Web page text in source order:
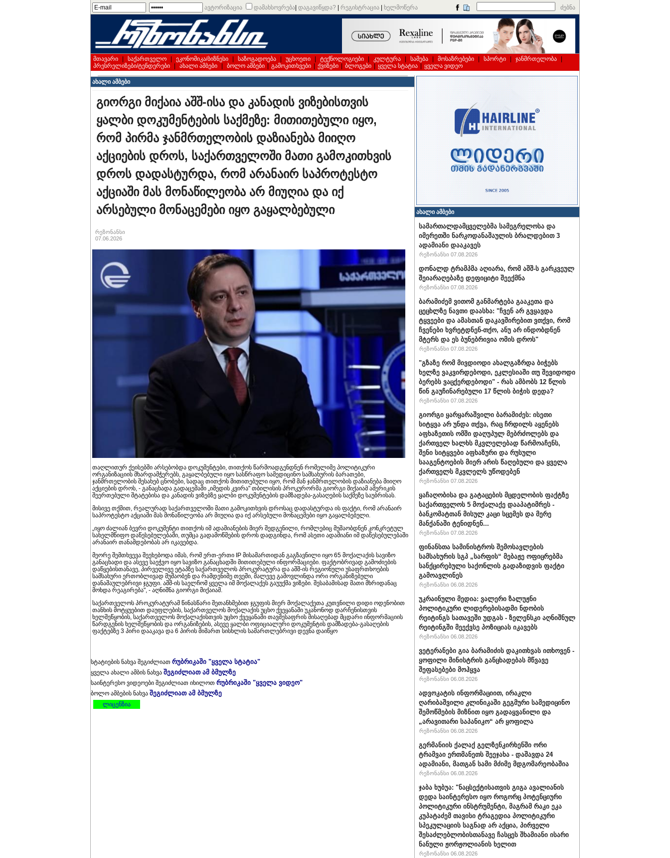
ავტორიზაცია დამახსოვრება დაგავიწყდა? რეგისტრაცია ხელმოწერა ძებნა
მთავარი საქართველო ეკონომიკა/ბიზნესი საზოგადოება უცხოეთი ტექნოლოგიები კულტურა სამება მოსაზრებები სპორტი ჯანმრთელობა
პრესრელიზები/ტენდერები
ახალი ამბები ბოლო ამბები გამოკითხვები ქვიზები ბლოგები ყველა სტატია ყველა ვიდეო
ახალი ამბები
გიორგი მიქაია აშშ-ისა და კანადის ვიზებისთვის
ყალბი დოკუმენტების საქმეზე: მითითებული იყო,
რომ პირმა ჯანმრთელობის დაზიანება მიიღო
აქციების დროს, საქართველოში მათი გამოკითხვის
დროს დადასტურდა, რომ არანაირ საპროტესტო
აქციაში მას მონაწილეობა არ მიუღია და იქ
არსებული მონაცემები იყო გაყალბებული
რეზონანსი
07.06.2026
თაღლითურ ქეისებში არსებობდა დოკუმენტები, თითქოს წარმოადგენდნენ რომელიმე პოლიტიკური
ორგანიზაციის მხარდამჭერებს, გაყალბებული იყო სასწრაფო სამედიცინო სამსახურის ბარათები,
ჯანმრთელობის შესახებ ცნობები, სადაც თითქოს მითითებული იყო, რომ მან ჯანმრთელობის დაზიანება მიიღო
აქციების დროს, - განაცხადა გადაცემაში „იმედის კვირა" თბილისის პროკურორმა გიორგი მიქაიამ ამერიკის
შეერთებული შტატებისა და კანადის ვიზებზე ყალბი დოკუმენტების დამზადება-გასაღების საქმეზე საუბრისას.
მისივე თქმით, რეალურად საქართველოში მათი გამოკითხვის დროსაც დადასტურდა ის ფაქტი, რომ არანაირ
საპროტესტო აქციაში მას მონაწილეობა არ მიუღია და იქ არსებული მონაცემები იყო გაყალბებული.
„იყო ძალიან ბევრი დოკუმენტი თითქოს იმ ადამიანების მიერ შედგენილი, რომლებიც მუშაობდნენ კონკრეტულ
სახელმწიფო დაწესებულებაში, თუმცა გადამოწმების დროს დადგინდა, რომ ასეთი ადამიანი იმ დაწესებულებაში
არანაირ თანამდებობას არ იკავებდა.
მეორე შემთხვევა შეეხებოდა იმას, რომ ერთ-ერთი IP მისამართიდან გაგზავნილი იყო 65 მოქალაქის სავიზო
განაცხადი და ასევე საეჭვო იყო სავიზო განაცხადში მითითებული ინფორმაციები. ფაქტობრივად გამოძიების
დაწყებისთანავე, პირველივე ეტაპზე საქართველოს პროკურატურა და აშშ-ის რეგიონული უსაფრთხოების
სამსახური ერთობლივად მუშაობენ და რამდენიმე თვეში, მალევე გამოვლინდა ორი ორგანიზებული
დანაშაულებრივი ჯგუფი. აშშ-ის საელჩომ ყველა იმ მოქალაქეს გაუუქმა ვიზები. შესაბამისად მათი მხრიდანაც
მოხდა რეაგირება", - აღნიშნა გიორგი მიქაიამ.
საქართველოს პროკურატურამ წინასწარი შეთანხმებით ჯგუფის მიერ მოქალაქეთა კუთვნილი დიდი ოდენობით
თანხის მოტყუებით დაუფლების, საქართველოს მოქალაქის უცხო ქვეყანაში უკანონოდ დარჩენისთვის
ხელშეწყობის, საქართველოს მოქალაქისთვის უცხო ქვეყანაში თავშესაფრის მისაღებად მცდარი ინფორმაციის
წარდგენის ხელშეწყობის და ორგანიზების, ასევე ყალბი ოფიციალური დოკუმენტის დამზადება-გასაღების
ფაქტებზე 3 პირი დააკავა და 6 პირის მიმართ სისხლის სამართლებრივი დევნა დაიწყო
სტატიების ნახვა შეგიძლიათ რუბრიკაში "ყველა სტატია"
ყველა ახალი ამბის ნახვა შეგიძლიათ ამ ბმულზე
საინტერესო ვიდეოები შეგიძლიათ იხილოთ რუბრიკაში "ყველა ვიდეო"
ბოლო ამბების ნახვა შეგიძლიათ ამ ბმულზე
ლიცენზია
ახალი ამბები
სამართალდამცველებმა სამეგრელოსა და
იმერეთში ნარკოდანაშაულის ბრალდებით 3
ადამიანი დააკავეს
რეზონანსი 07.08.2026
დონალდ ტრამპმა აღიარა, რომ აშშ-ს გარკვეულ
შეიარაღებაზე დეფიციტი შეექმნა
რეზონანსი 07.08.2026
ბარამიძემ ვითომ განმარტება გააკეთა და
ცეცხლზე ნავთი დაასხა: "ჩვენ არ გვყავდა
ტყვეები და ამასთან დაკავშირებით ვთქვი, რომ
ჩვენები ხვრეტდნენ-თქო, ანუ არ ინდობდნენ
მტერს და ეს ბუნებრივია ომის დროს"
რეზონანსი 07.08.2026
"გზაზე რომ მივდიოდი ახალგაზრდა ბიჭებს
ხელზე ვაკვირდებოდი, ეკლესიაში თუ შევიდოდი
ბერებს ვაცქერდებოდი" - რას ამბობს 12 წლის
წინ გაუჩინარებული 17 წლის ბიჭის დედა?
რეზონანსი 07.08.2026
გიორგი ყარყარაშვილი ბარამიძეს: ისეთი
სიტყვა არ უნდა თქვა, რაც ჩრდილს აყენებს
აფხაზეთის ომში დაღუპულ მებრძოლებს და
ქართველ ხალხს მკვლელებად წარმოაჩენს,
შენი სიტყვები აფხაზური და რუსული
სააგენტოების მიერ არის წაღებული და ყველა
ქართველს მკვლელს უწოდებენ
რეზონანსი 07.08.2026
ყაჩაღობისა და გატაცების მცდელობის ფაქტზე
საქართველოს 5 მოქალაქე დააპატიმრეს -
ბანკომატთან მისულ კაცი სცემეს და მერე
მანქანაში ტენიდნენ...
რეზონანსი 07.08.2026
ფინანსთა სამინისტროს შემოსავლების
სამსახურის სგპ „სარფის“ მებაჟე ოფიცრებმა
სანქცირებული საქონლის გადაზიდვის ფაქტი
გამოავლინეს
რეზონანსი 06.08.2026
უკრაინული მედია: ვალერი ზალუჟნი
პოლიტიკური ლიდერებისადმი ნდობის
რეიტინგს სათავეში უდგას - ზელენსკი აღნიშნულ
რეიტინგში მეექვსე პოზიციას იკავებს
რეზონანსი 06.08.2026
ვეტერანები გია ბარამიძის დაკითხვას ითხოვენ -
ყოფილი მინისტრის განცხადებას მწვავე
შეფასებები მოჰყვა
რეზონანსი 06.08.2026
ადვოკატის ინფორმაციით, ირაკლი
ღარიბაშვილი კლინიკაში გეგმური სამედიცინო
შემოწმების მიზნით იყო გადაყვანილი და
„არავითარი საპანიკო“ არ ყოფილა
რეზონანსი 06.08.2026
გერმანიის ქალაქ გელზენკირხენში ორი
ტრამვაი ერთმანეთს შეეჯახა - დაშავდა 24
ადამიანი, მათგან სამი მძიმე მდგომარეობაშია
რეზონანსი 06.08.2026
ჯაბა ხუბუა: "ნაცსექტისათვის გიგა ავალიანის
დედა საინტერესო იყო როგორც პოტენციური
პოლიტიკური ინსტრუმენტი, მაგრამ რაკი ეკა
კუპატაძემ თავისი ტრაგედია პოლიტიკური
სპეკულაციის საგნად არ აქცია, პირველი
შესაძლებლობისთანავე ჩასცეს შხამიანი ისარი
ნანული ჟორჟოლიანის ხელით
რეზონანსი 06.08.2026